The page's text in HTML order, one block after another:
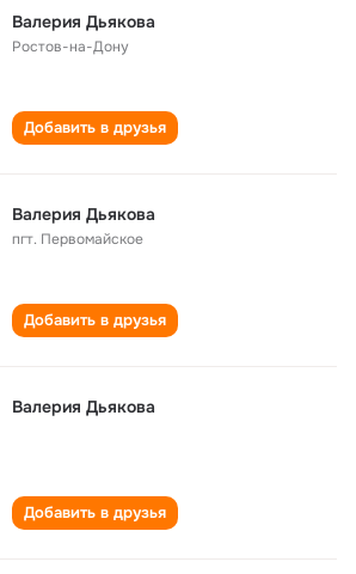
Валерия Дьякова
Ростов-на-Дону
Добавить в друзья
Валерия Дьякова
пгт. Первомайское
Добавить в друзья
Валерия Дьякова
Добавить в друзья